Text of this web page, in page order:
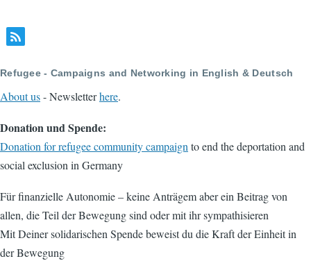
Refugee - Campaigns and Networking in English & Deutsch
About us- Newsletterhere.
Donation und Spende:
Donation for refugee community campaignto end the deportation and
social exclusion in Germany
Für finanzielle Autonomie – keine Anträgem aber ein Beitrag von
allen, die Teil der Bewegung sind oder mit ihr sympathisieren
Mit Deiner solidarischen Spende beweist du die Kraft der Einheit in
der Bewegung